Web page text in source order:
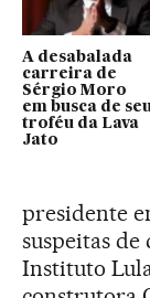
A desabalada
carreira de
Sérgio Moro
em busca de
troféu da Lava
Jato
presidente
suspeitas de
Instituto